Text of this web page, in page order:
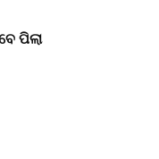
ପିଲା